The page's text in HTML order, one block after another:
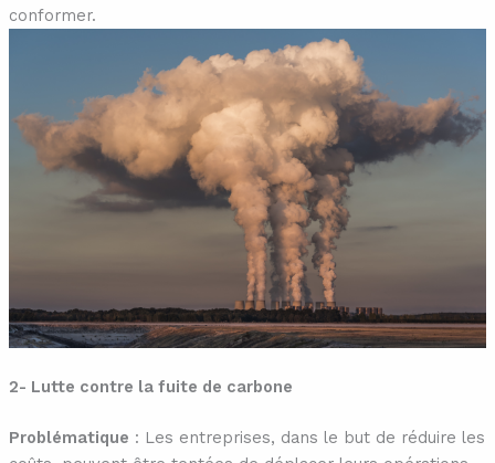
conformer.
2- Lutte contre la fuite de carbone
Problématique : Les entreprises, dans le but de réduire les